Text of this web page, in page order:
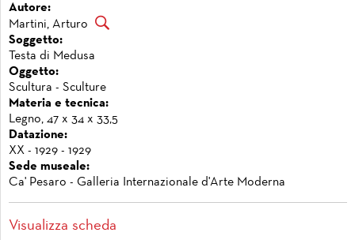
Autore:
Martini, Arturo
Soggetto:
Testa di Medusa
Oggetto:
Scultura - Sculture
Materia e tecnica:
Legno, 47 x 34 x 33,5
Datazione:
XX - 1929 - 1929
Sede museale:
Ca' Pesaro - Galleria Internazionale d'Arte Moderna
Visualizza scheda